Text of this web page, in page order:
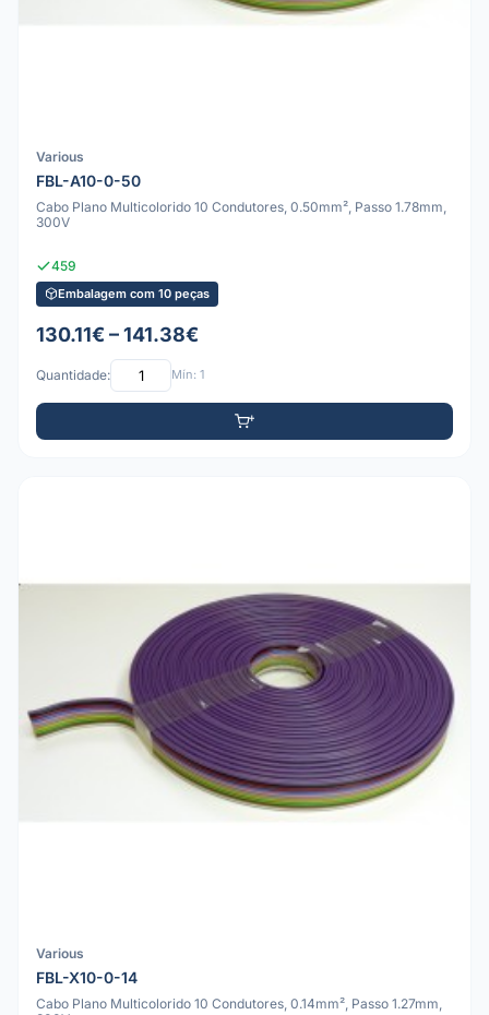
Various
FBL-A10-0-50
Cabo Plano Multicolorido 10 Condutores, 0.50mm², Passo 1.78mm,
300V
459
Embalagem com 10 peças
130.11€ – 141.38€
Quantidade: Mín: 1
Various
FBL-X10-0-14
Cabo Plano Multicolorido 10 Condutores, 0.14mm², Passo 1.27mm,